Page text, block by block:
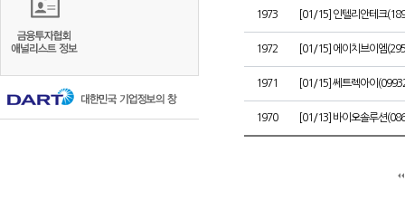
1973 [01/15] 인텔리안테크
1972 [01/15] 에이치브이엠
1971 [01/15] 쎄트렉아이
1970 [01/13] 바이오솔루션